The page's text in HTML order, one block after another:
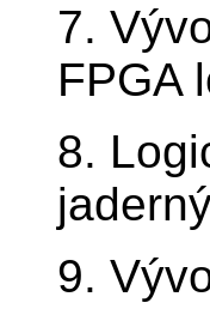
7.
FPGA
8.
9.